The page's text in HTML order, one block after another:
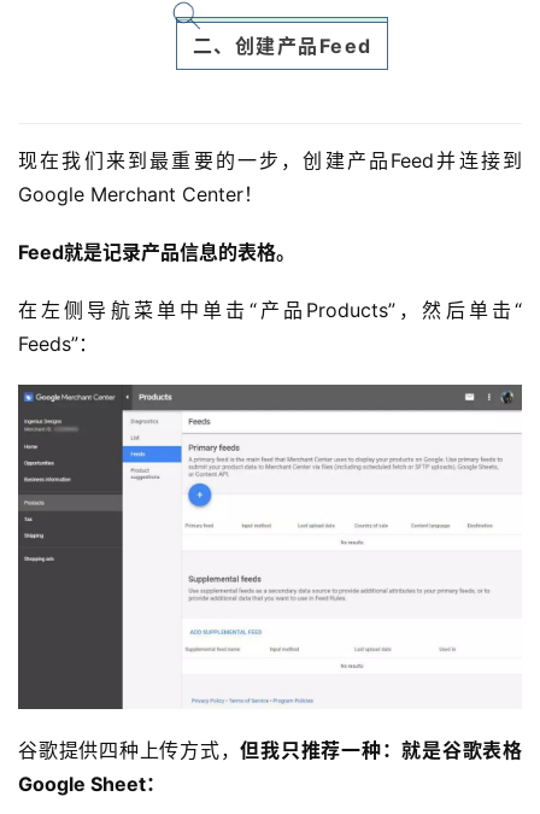
首
页
二、创建产品Feed
现在我们来到最重要的一步，创建产品Feed并连接到
Google Merchant Center！
Feed就是记录产品信息的表格。
在左侧导航菜单中单击“产品Products”，然后单击“
Feeds”：
谷歌提供四种上传方式，但我只推荐一种：就是谷歌表格
Google Sheet：